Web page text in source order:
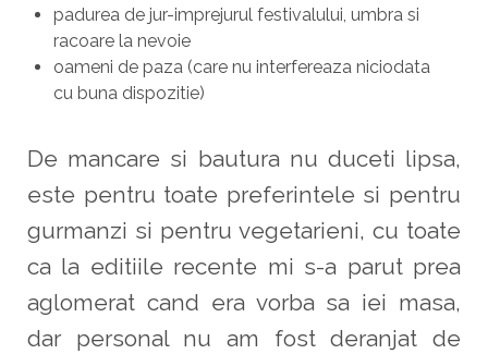
padurea de jur-imprejurul festivalului, umbra si
racoare la nevoie
oameni de paza (care nu interfereaza niciodata
cu buna dispozitie)
De mancare si bautura nu duceti lipsa,
este pentru toate preferintele si pentru
gurmanzi si pentru vegetarieni, cu toate
ca la editiile recente mi s-a parut prea
aglomerat cand era vorba sa iei masa,
dar personal nu am fost deranjat de